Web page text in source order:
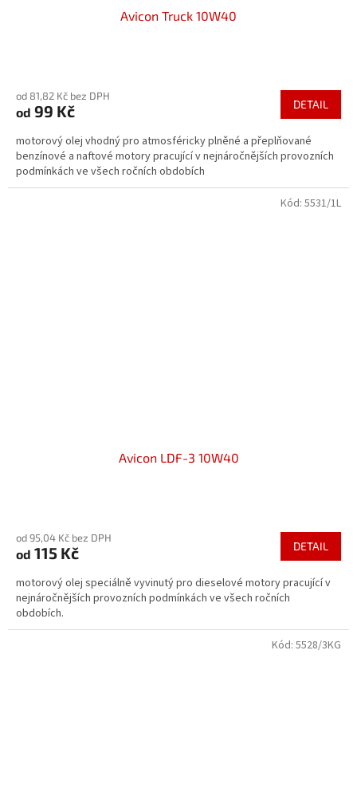
Avicon Truck 10W40
produktu
je
z
5
hvězdiček.
od 81,82 Kč bez DPH
od 99 Kč DETAIL
motorový olej vhodný pro atmosféricky plněné a přeplňované
benzínové a naftové motory pracující v nejnáročnějších provozních
podmínkách ve všech ročních obdobích
Avicon LDF-3 10W40
produktu
je
z
5
hvězdiček.
od 95,04 Kč bez DPH
od 115 Kč DETAIL
motorový olej speciálně vyvinutý pro dieselové motory pracující v
nejnáročnějších provozních podmínkách ve všech ročních
obdobích.
Kód: 5531/1L
Kód: 5528/3KG